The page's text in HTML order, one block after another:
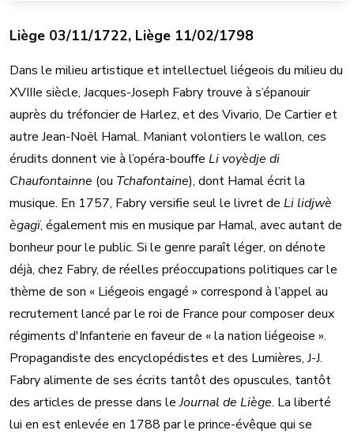
Liège 03/11/1722, Liège 11/02/1798
Dans le milieu artistique et intellectuel liégeois du milieu du
XVIIIe siècle, Jacques-Joseph Fabry trouve à s’épanouir
auprès du tréfoncier de Harlez, et des Vivario, De Cartier et
autre Jean-Noël Hamal. Maniant volontiers le wallon, ces
érudits donnent vie à l’opéra-bouffe Li voyèdje di
Chaufontainne (ou Tchafontaine), dont Hamal écrit la
musique. En 1757, Fabry versifie seul le livret de Li lidjwè
ègagï, également mis en musique par Hamal, avec autant de
bonheur pour le public. Si le genre paraît léger, on dénote
déjà, chez Fabry, de réelles préoccupations politiques car le
thème de son « Liégeois engagé » correspond à l’appel au
recrutement lancé par le roi de France pour composer deux
régiments d'Infanterie en faveur de « la nation liégeoise ».
Propagandiste des encyclopédistes et des Lumières, J-J.
Fabry alimente de ses écrits tantôt des opuscules, tantôt
des articles de presse dans leJournal de Liège. La liberté
lui en est enlevée en 1788 par le prince-évêque qui se